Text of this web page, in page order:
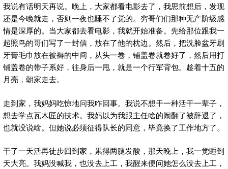
我说有话明天再说。晚上，大家都看电影去了，我思前想后，发现
还是今晚就走，否则一夜也睡不了觉的。穷哥们们那种无产阶级感
情是深厚的。当大家都去看电影，我就开始准备。先给那位跟我一
起照鸟的哥们写了一封信，放在了他的枕边。然后，把洗脸盆牙刷
牙膏毛巾放在被褥的中间，从头一卷，铺盖卷就卷好了，然后用打
铺盖卷的带子系好，往身后一甩，就是一个行军背包。趁着十五的
月亮，朝家走去。
走到家，我妈妈吃惊地问我咋回事。我说不想干一种活干一辈子，
想去学点瓦木匠的技术。我妈以为我跟主任啥的闹翻了被辞退了，
也就没说啥。但她说必须征得队长的同意，毕竟换了工作地方了。
干了一天活再徒步回到家，累得两腿发酸，那天晚上，我一觉睡到
天大亮。我妈没喊我，也没去上工，我醒来便问她怎么没去上工，